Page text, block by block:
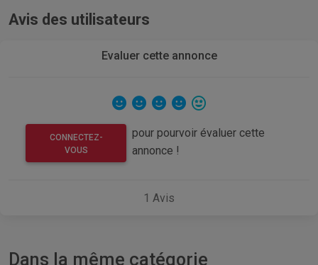
Avis des utilisateurs
Evaluer cette annonce
CONNECTEZ-
VOUS
pour pourvoir évaluer cette
annonce !
1 Avis
Dans la même catégorie